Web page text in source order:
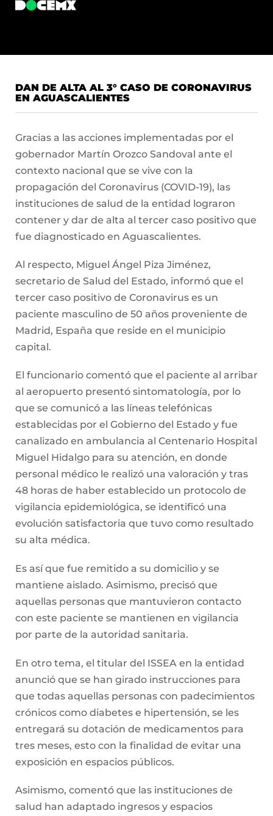
DAN DE ALTA AL 3° CASO DE CORONAVIRUS
EN AGUASCALIENTES
Gracias a las acciones implementadas por el
gobernador Martín Orozco Sandoval ante el
contexto nacional que se vive con la
propagación del Coronavirus (COVID-19), las
instituciones de salud de la entidad lograron
contener y dar de alta al tercer caso positivo que
fue diagnosticado en Aguascalientes.
Al respecto, Miguel Ángel Piza Jiménez,
secretario de Salud del Estado, informó que el
tercer caso positivo de Coronavirus es un
paciente masculino de 50 años proveniente de
Madrid, España que reside en el municipio
capital.
El funcionario comentó que el paciente al arribar
al aeropuerto presentó sintomatología, por lo
que se comunicó a las líneas telefónicas
establecidas por el Gobierno del Estado y fue
canalizado en ambulancia al Centenario Hospital
Miguel Hidalgo para su atención, en donde
personal médico le realizó una valoración y tras
48 horas de haber establecido un protocolo de
vigilancia epidemiológica, se identificó una
evolución satisfactoria que tuvo como resultado
su alta médica.
Es así que fue remitido a su domicilio y se
mantiene aislado. Asimismo, precisó que
aquellas personas que mantuvieron contacto
con este paciente se mantienen en vigilancia
por parte de la autoridad sanitaria.
En otro tema, el titular del ISSEA en la entidad
anunció que se han girado instrucciones para
que todas aquellas personas con padecimientos
crónicos como diabetes e hipertensión, se les
entregará su dotación de medicamentos para
tres meses, esto con la finalidad de evitar una
exposición en espacios públicos.
Asimismo, comentó que las instituciones de
salud han adaptado ingresos y espacios